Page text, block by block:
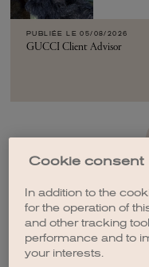
PUBLIÉE LE 05/08/2026
GUCCI Client Advisor
Cookie consent
In addition to the
for the operation of
and other tracking
performance and to
your interests.